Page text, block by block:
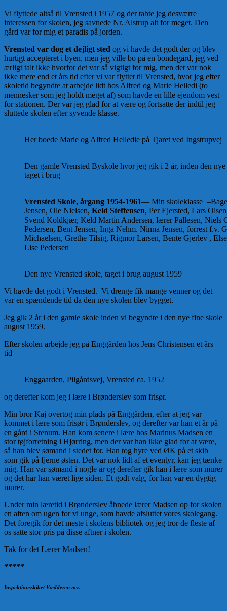
Vi flyttede altså til Vrensted i 1957 og der tabte jeg des­værre
interessen for skolen, jeg savnede Nr. Alstrup alt for meget. Den
gård var for mig et paradis på jorden.
Vrensted var dog et dejligt sted og vi havde det godt der og blev
hurtigt accepteret i byen, men jeg ville bo på en bondegård, jeg ved
ærligt talt ikke hvorfor det var så vigtigt for mig, men det var nok
ikke mere end et års tid efter vi var flyttet til Vrensted, hvor jeg efter
skoletid begyndte at ar­bejde lidt hos Alfred og Marie Helledi (to
mennesker som jeg holdt meget af) som havde en lille ejendom vest
for stationen. Der var jeg glad for at være og fortsatte der indtil jeg
sluttede skolen efter syvende klasse.
Her boede Marie og Alfred Helledie på Tjaret ved Ingstrupvej
Den gamle Vrensted Byskole hvor jeg gik i 2 år, inden den
taget i brug
Vrensted Skole, årgang 1954-1961— Min skoleklasse
Jensen, Ole Nielsen, Keld Steffensen, Per Ejersted, Lars
Svend Koldkjær, Keld Martin Andersen, lærer Pallesen, Niels
Pedersen, Bent Jensen, Inga Nehm. Ninna Jensen, forrest f.v.
Michaelsen, Grethe Tilsig, Rigmor Larsen, Bente Gjerlev ,
Lise Pedersen
Den nye Vrensted skole, taget i brug august 1959
Vi havde det godt i Vrensted. Vi drenge fik mange venner og det
var en spændende tid da den nye skolen blev bygget.
Jeg gik 2 år i den gamle skole inden vi begyndte i den nye fine skole
august 1959.
Efter skolen arbejde jeg på Enggården hos Jens Chri­stensen et års
tid
Enggaarden, Pilgårdsvej, Vrensted ca. 1952
og derefter kom jeg i lære i Brønderslev som frisør.
Min bror Kaj overtog min plads på Enggården, efter at jeg var
kommet i lære som frisør i Brønderslev, og derefter var han et år på
en gård i Stenum. Han kom senere i lære hos Marinus Madsen en
stor tøjforretning i Hjørring, men der var han ikke glad for at være,
så han blev sømand i stedet for. Han tog hyre ved ØK på et skib
som gik på fjerne østen. Det var nok lidt af et eventyr, kan jeg tænke
mig. Han var sømand i nogle år og derefter gik han i lære som murer
og det har han været lige siden. Et godt valg, for han var en dygtig
murer.
Under min læretid i Brønderslev åbnede lærer Madsen op for skolen
en aften om ugen for vi unge, som havde afsluttet vores skolegang.
Det foregik for det meste i skolens bibliotek og jeg tror de fleste af
os satte stor pris på disse aftner i skolen.
Tak for det Lærer Madsen!
*****
Inspektionsskibet Vædderen mv.